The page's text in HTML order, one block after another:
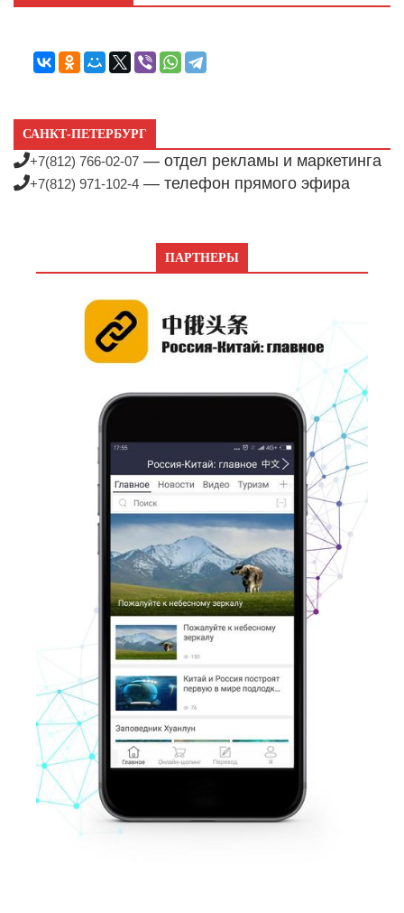
САНКТ-ПЕТЕРБУРГ
+7(812) 766-02-07 — отдел рекламы и маркетинга
+7(812) 971-102-4 — телефон прямого эфира
ПАРТНЕРЫ